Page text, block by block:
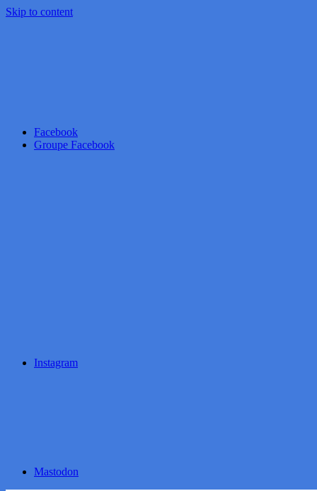
Skip to content
Facebook
Groupe Facebook
Instagram
Mastodon